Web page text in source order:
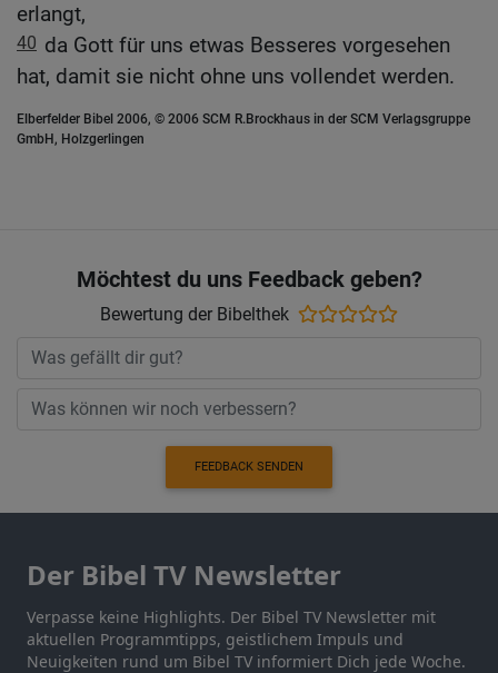
erlangt,
40 da Gott für uns etwas Besseres vorgesehen
hat, damit sie nicht ohne uns vollendet werden.
Elberfelder Bibel 2006, © 2006 SCM R.Brockhaus in der SCM Verlagsgruppe
GmbH, Holzgerlingen
Möchtest du uns Feedback geben?
Bewertung der Bibelthek
FEEDBACK SENDEN
Der Bibel TV Newsletter
Verpasse keine Highlights. Der Bibel TV Newsletter mit
aktuellen Programmtipps, geistlichem Impuls und
Neuigkeiten rund um Bibel TV informiert Dich jede Woche.